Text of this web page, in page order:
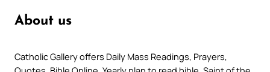
About us
Catholic Gallery offers Daily Mass Readings, Prayers,